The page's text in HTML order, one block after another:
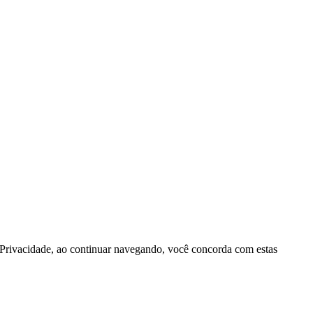
ao continuar navegando, você concorda com estas